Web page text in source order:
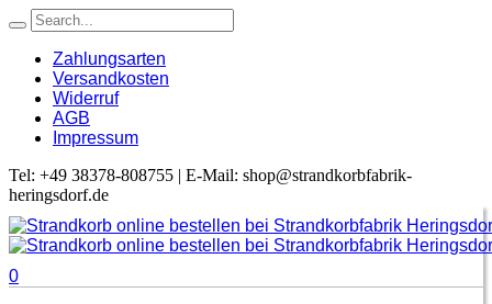
Zahlungsarten
Versandkosten
Widerruf
AGB
Impressum
Tel: +49 38378-808755 | E-Mail: shop@strandkorbfabrik-
heringsdorf.de
0